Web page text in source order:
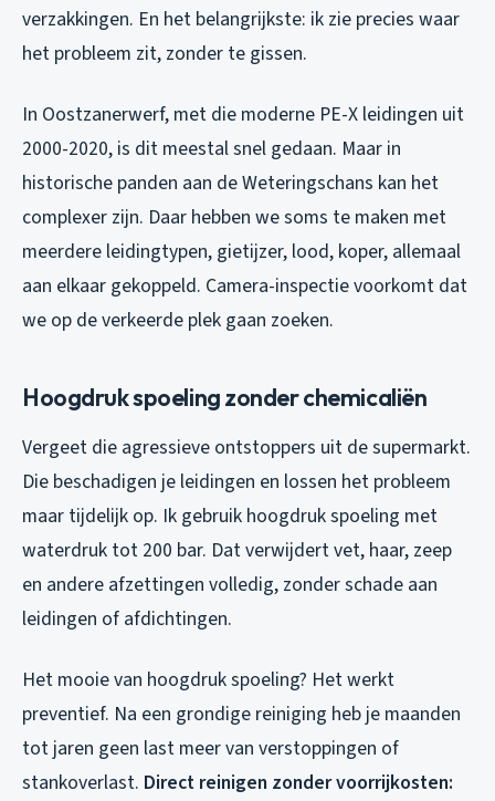
verzakkingen. En het belangrijkste: ik zie precies waar
het probleem zit, zonder te gissen.
In Oostzanerwerf, met die moderne PE-X leidingen uit
2000-2020, is dit meestal snel gedaan. Maar in
historische panden aan de Weteringschans kan het
complexer zijn. Daar hebben we soms te maken met
meerdere leidingtypen, gietijzer, lood, koper, allemaal
aan elkaar gekoppeld. Camera-inspectie voorkomt dat
we op de verkeerde plek gaan zoeken.
Hoogdruk spoeling zonder chemicaliën
Vergeet die agressieve ontstoppers uit de supermarkt.
Die beschadigen je leidingen en lossen het probleem
maar tijdelijk op. Ik gebruik hoogdruk spoeling met
waterdruk tot 200 bar. Dat verwijdert vet, haar, zeep
en andere afzettingen volledig, zonder schade aan
leidingen of afdichtingen.
Het mooie van hoogdruk spoeling? Het werkt
preventief. Na een grondige reiniging heb je maanden
tot jaren geen last meer van verstoppingen of
stankoverlast. Direct reinigen zonder voorrijkosten: